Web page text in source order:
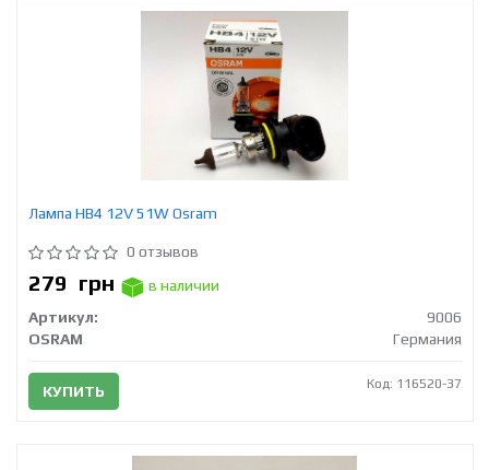
Лампа HB4 12V 51W Osram
0 отзывов
279 грн
в наличии
Артикул:
9006
OSRAM
Германия
КУПИТЬ Код: 116520-37